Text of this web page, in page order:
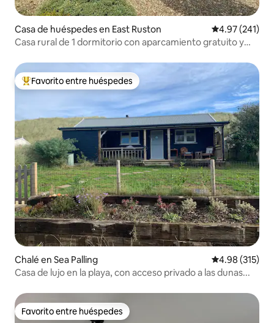
Casa de huéspedes en East Ruston Calificación
4.97 (241)
Casa rural de 1 dormitorio con aparcamiento gratuito y
Favorito entre huéspedes preferido
Favorito entre huéspedes
Chalé en Sea Palling Calificación
4.98 (315)
Casa de lujo en la playa, con acceso privado a las dunas...
Favorito entre huéspedes
Favorito entre huéspedes